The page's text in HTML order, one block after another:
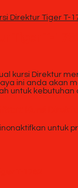
Direktur Tiger T-
kursi Direktur
ini anda akan
untuk kebutuhan
untuk